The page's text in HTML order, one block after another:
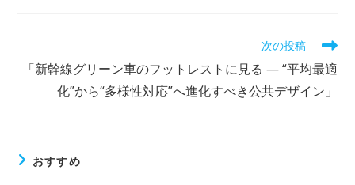
次の投稿
「新幹線グリーン車のフットレストに見る ― “平均最適
化”から“多様性対応”へ進化すべき公共デザイン」
おすすめ